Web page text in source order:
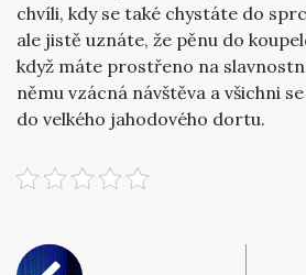
chvíli, kdy se také chystáte do
ale jistě uznáte, že pěnu do
když máte prostřeno na
němu vzácná návštěva a všichni
do velkého jahodového dortu.